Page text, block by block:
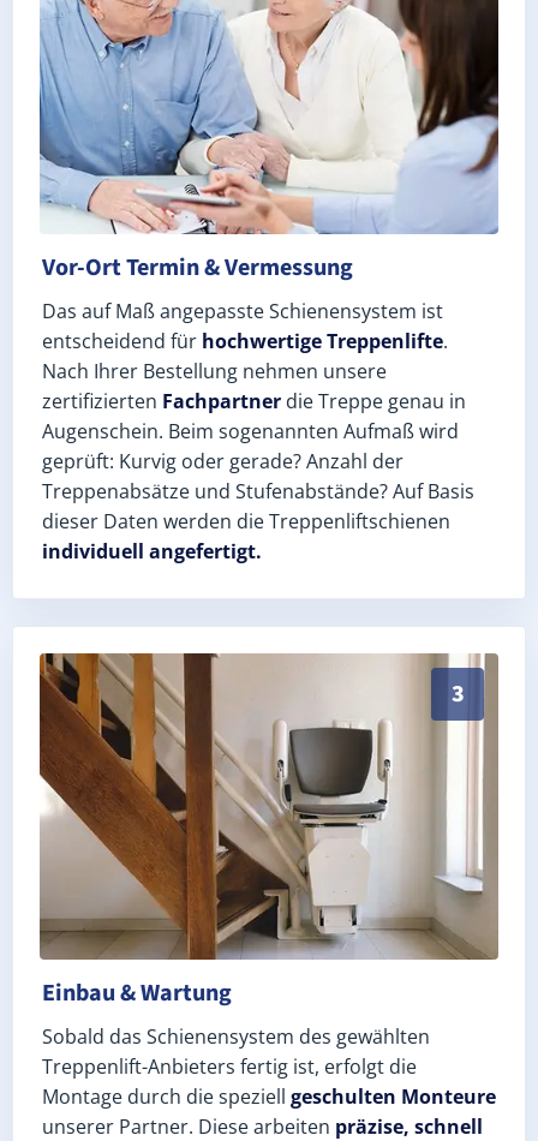
Vor-Ort Termin & Vermessung
Das auf Maß angepasste Schienensystem ist
entscheidend für hochwertige Treppenlifte.
Nach Ihrer Bestellung nehmen unsere
zertifizierten Fachpartner die Treppe genau in
Augenschein. Beim sogenannten Aufmaß wird
geprüft: Kurvig oder gerade? Anzahl der
Treppenabsätze und Stufenabstände? Auf Basis
dieser Daten werden die Treppenliftschienen
individuell angefertigt.
3
Schneller, sauberer Einbau durch zertifizierte
Einbau & Wartung
Sobald das Schienensystem des gewählten
Treppenlift-Anbieters fertig ist, erfolgt die
Montage durch die speziell geschulten Monteure
unserer Partner. Diese arbeiten präzise, schnell